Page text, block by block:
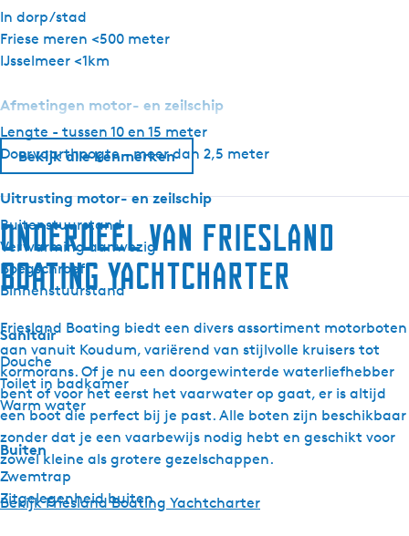
K
o
r
o
r
a
n
1
2
6
0
F
s
c
h
r
e
i
h
e
r
In dorp/stad
Friese meren <500 meter
IJsselmeer <1km
Afmetingen motor- en zeilschip
Lengte - tussen 10 en 15 meter
Doorvaarthoogte - meer dan 2,5 meter
Uitrusting motor- en zeilschip
Buitenstuurstand
Verwarming aanwezig
Boegschroef
Binnenstuurstand
Sanitair
Douche
Toilet in badkamer
Warm water
Buiten
Zwemtrap
Zitgelegenheid buiten
Bekijk alle kenmerken
Onderdeel van Friesland
Boating Yachtcharter
Friesland Boating biedt een divers assortiment motorboten
aan vanuit Koudum, variërend van stijlvolle kruisers tot
kormorans. Of je nu een doorgewinterde waterliefhebber
bent of voor het eerst het vaarwater op gaat, er is altijd
een boot die perfect bij je past. Alle boten zijn beschikbaar
zonder dat je een vaarbewijs nodig hebt en geschikt voor
zowel kleine als grotere gezelschappen.
Bekijk Friesland Boating Yachtcharter